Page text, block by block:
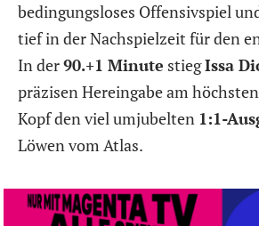
bedingungsloses Offensivspiel
tief in der Nachspielzeit für den
In der90.+1 Minute stiegIssa
präzisen Hereingabe am
Kopf den viel umjubelten 1:1-
Löwen vom Atlas.